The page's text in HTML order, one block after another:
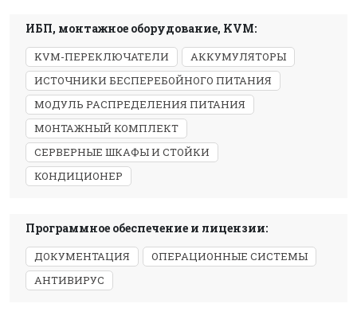
ИБП, монтажное оборудование, KVM:
KVM-ПЕРЕКЛЮЧАТЕЛИ
АККУМУЛЯТОРЫ
ИСТОЧНИКИ БЕСПЕРЕБОЙНОГО ПИТАНИЯ
МОДУЛЬ РАСПРЕДЕЛЕНИЯ ПИТАНИЯ
МОНТАЖНЫЙ КОМПЛЕКТ
СЕРВЕРНЫЕ ШКАФЫ И СТОЙКИ
КОНДИЦИОНЕР
Программное обеспечение и лицензии:
ДОКУМЕНТАЦИЯ
ОПЕРАЦИОННЫЕ СИСТЕМЫ
АНТИВИРУС